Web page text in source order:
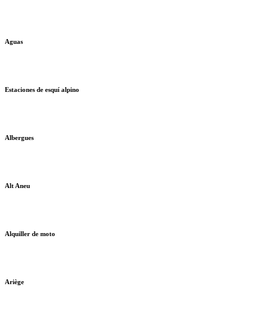
Aguas
Estaciones de esquí alpino
Albergues
Alt Aneu
Alquiller de moto
Ariège